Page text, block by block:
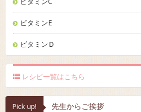
ビタミンE
ビタミンＤ
レシピ一覧はこちら
Pick up! 先生からご挨拶